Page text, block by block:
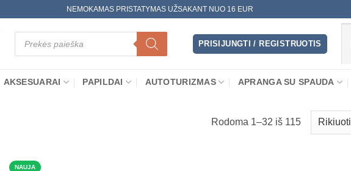
NEMOKAMAS PRISTATYMAS UŽSAKANT NUO 16 EUR
Products
search
PRISIJUNGTI / REGISTRUOTIS
AKSESUARAI PAPILDAI AUTOTURIZMAS APRANGA SU SPAUDA
Rodoma 1–32 iš 115Rūšiuojama
pagal
NAUJA